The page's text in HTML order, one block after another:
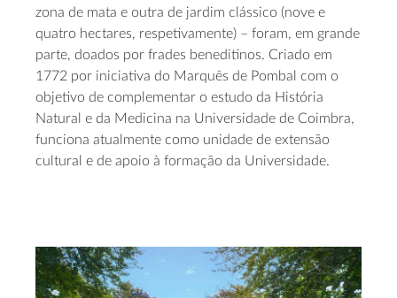
zona de mata e outra de jardim clássico (nove e
quatro hectares, respetivamente) – foram, em grande
parte, doados por frades beneditinos. Criado em
1772 por iniciativa do Marquês de Pombal com o
objetivo de complementar o estudo da História
Natural e da Medicina na Universidade de Coimbra,
funciona atualmente como unidade de extensão
cultural e de apoio à formação da Universidade.